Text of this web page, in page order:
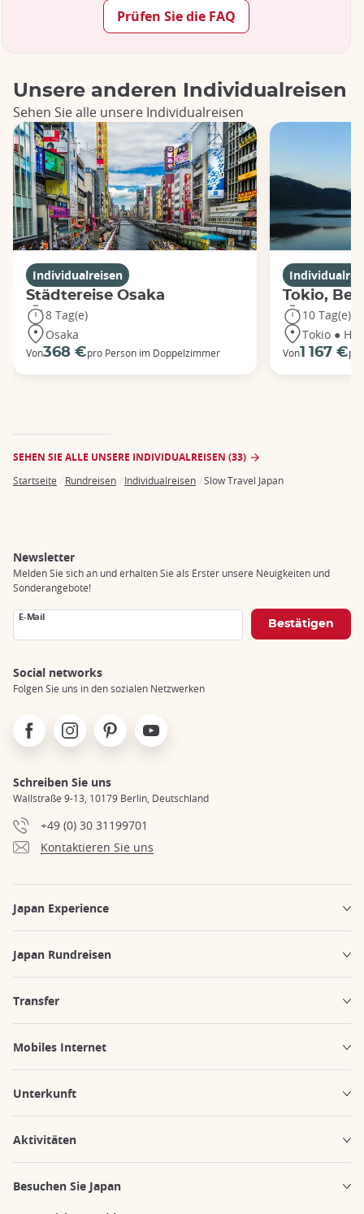
Prüfen Sie die FAQ
Unsere anderen Individualreisen
Sehen Sie alle unsere Individualreisen
Individualreisen
Städtereise Osaka
8 Tag(e)
Osaka
Von368 €pro Person im Doppelzimmer
Tokio,
10 Tag(e)
Tokio ●
Von1 167 €
SEHEN SIE ALLE UNSERE INDIVIDUALREISEN (33)
Startseite Rundreisen Individualreisen Slow Travel Japan
Newsletter
Melden Sie sich an und erhalten Sie als Erster unsere Neuigkeiten und
Sonderangebote!
E-Mail
Social networks
Folgen Sie uns in den sozialen Netzwerken
FacebookInstagramPinterest Youtube
Schreiben Sie uns
Wallstraße 9-13, 10179 Berlin, Deutschland
+49 (0) 30 31199701
Kontaktieren Sie uns
Japan Experience
Japan Rundreisen
Transfer
Mobiles Internet
Unterkunft
Aktivitäten
Besuchen Sie Japan